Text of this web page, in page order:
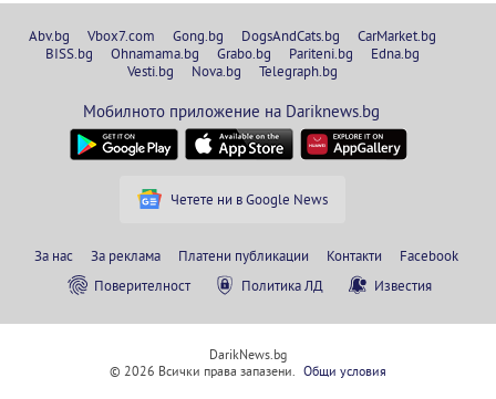
Abv.bg Vbox7.com Gong.bg DogsAndCats.bg
CarMarket.bg
BISS.bg
Ohnamama.bg Grabo.bg Pariteni.bg
Edna.bg
Vesti.bg
Nova.bg Telegraph.bg
Мобилното приложение на Dariknews.bg
Четете ни в Google News
За нас За реклама Платени публикации Контакти
Facebook
Поверителност
Политика ЛД Известия
DarikNews.bg
© 2026 Всички права запазени.
Общи условия